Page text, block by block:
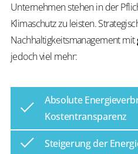
Unternehmen stehen in der
Klimaschutz zu leisten.
Nachhaltigkeitsmanagement mit
jedoch viel mehr:
Absolute
Kostentransparenz
Steigerung der